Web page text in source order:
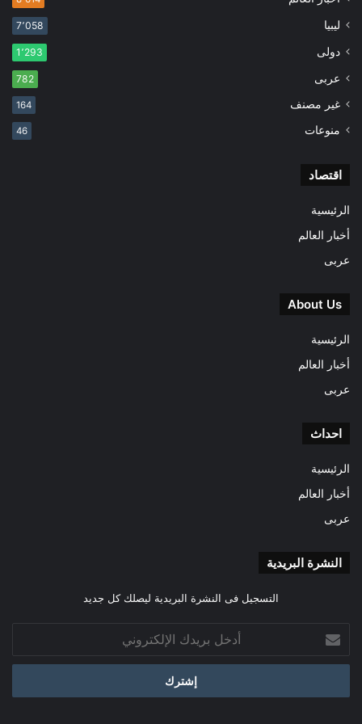
ليبيا 7٬058
دولى 1٬293
عربى 782
غير مصنف 164
منوعات 46
اقتصاد
الرئيسية
أخبار العالم
عربى
About Us
الرئيسية
أخبار العالم
عربى
احداث
الرئيسية
أخبار العالم
عربى
النشرة البريدية
التسجيل فى النشرة البريدية ليصلك كل جديد
بريدك
الإلكتروني